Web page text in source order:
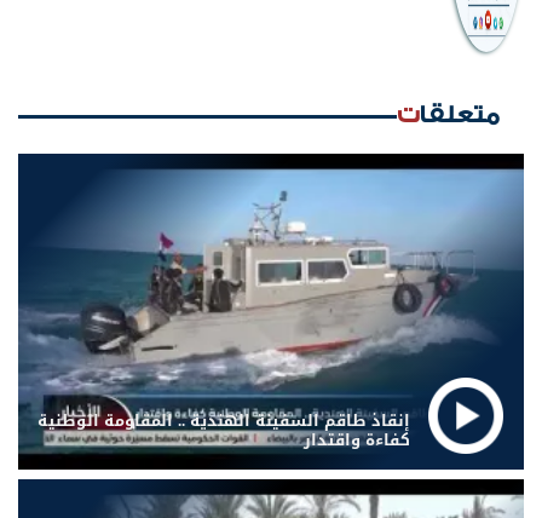
متعلقات
إنقاذ طاقم السفينة الهندية .. المقاومة الوطنية
كفاءة واقتدار